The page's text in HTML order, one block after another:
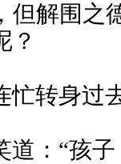
但解围之
？
转身过
：“孩子